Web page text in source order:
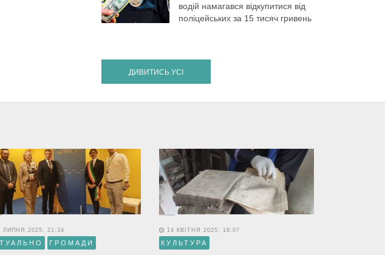
водій намагався відкупитися від
поліцейських за 15 тисяч гривень
ДИВИТИСЬ УСІ
ЛИПНЯ 2025, 21:34
ГРОМАДИ
14 КВІТНЯ 2025, 18:07
КУЛЬТУРА